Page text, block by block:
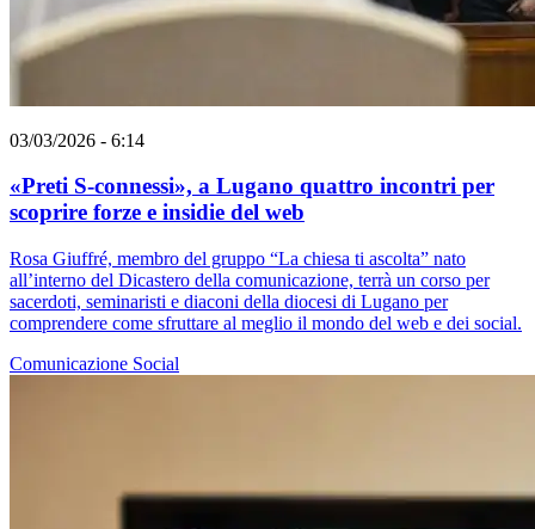
03/03/2026 - 6:14
«Preti S-connessi», a Lugano quattro incontri per
scoprire forze e insidie del web
Rosa Giuffré, membro del gruppo “La chiesa ti ascolta” nato
all’interno del Dicastero della comunicazione, terrà un corso per
sacerdoti, seminaristi e diaconi della diocesi di Lugano per
comprendere come sfruttare al meglio il mondo del web e dei social.
Comunicazione Social